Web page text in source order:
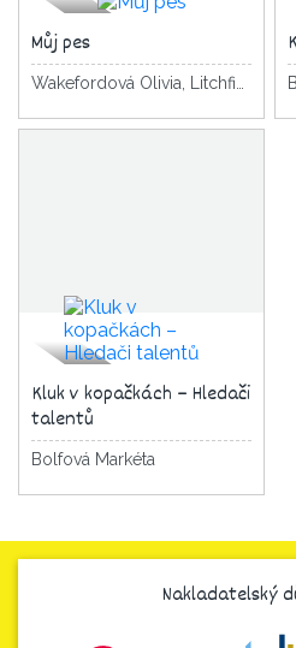
Můj pes
Wakefordová Olivia, Litchfield David
Kluk v kopačkách – Hledači
talentů
Bolfová Markéta
Nakladatelský